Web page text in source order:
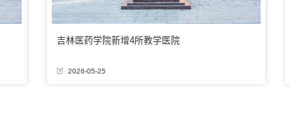
吉林医药学院新增4所教学医院
2026-05-25